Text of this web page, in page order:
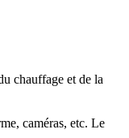
chauffage et de la
caméras, etc. Le